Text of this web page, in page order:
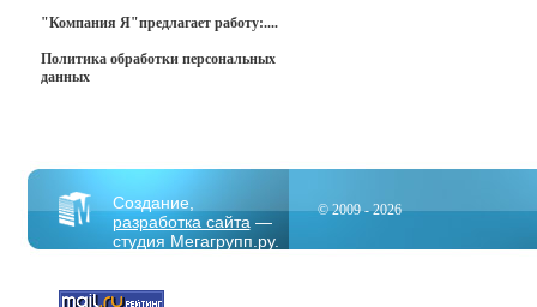
"Компания Я"предлагает работу:....
Политика обработки персональных
данных
Создание,
разработка сайта —
студия Мегагрупп.ру.
© 2009 - 2026